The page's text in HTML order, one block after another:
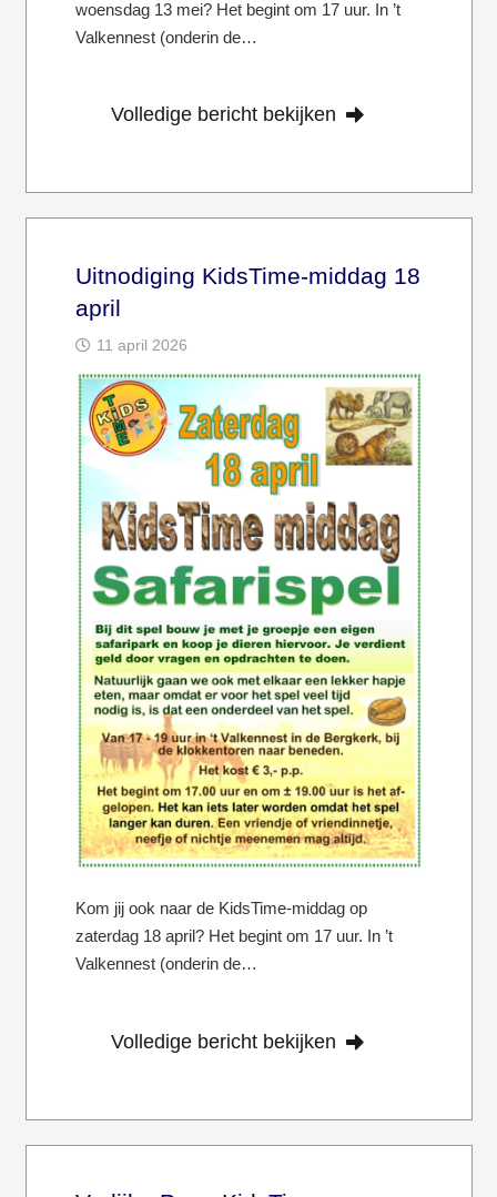
woensdag 13 mei? Het begint om 17 uur. In ’t
Valkennest (onderin de…
Volledige bericht bekijken
Uitnodiging KidsTime-middag 18
april
11 april 2026
Kom jij ook naar de KidsTime-middag op
zaterdag 18 april? Het begint om 17 uur. In ’t
Valkennest (onderin de…
Volledige bericht bekijken